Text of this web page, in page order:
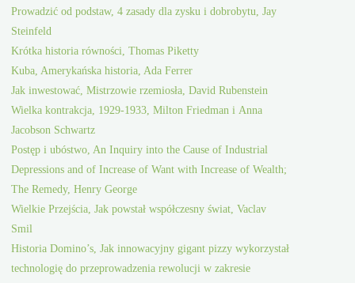
Prowadzić od podstaw, 4 zasady dla zysku i dobrobytu, Jay
Steinfeld
Krótka historia równości, Thomas Piketty
Kuba, Amerykańska historia, Ada Ferrer
Jak inwestować, Mistrzowie rzemiosła, David Rubenstein
Wielka kontrakcja, 1929-1933, Milton Friedman i Anna
Jacobson Schwartz
Postęp i ubóstwo, An Inquiry into the Cause of Industrial
Depressions and of Increase of Want with Increase of Wealth;
The Remedy, Henry George
Wielkie Przejścia, Jak powstał współczesny świat, Vaclav
Smil
Historia Domino’s, Jak innowacyjny gigant pizzy wykorzystał
technologię do przeprowadzenia rewolucji w zakresie